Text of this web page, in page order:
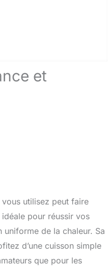
et
vous utilisez peut faire
pour réussir vos
uniforme de la chaleur. Sa
d’une cuisson simple
que pour les